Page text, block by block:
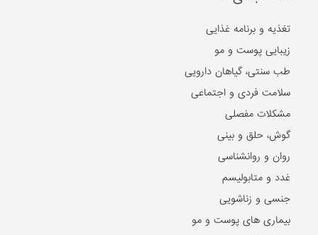
تغذیه و برنامه غذایی
زیبایی پوست و مو
طب سنتی، گیاهان دارویی
سلامت فردی و اجتماعی
مشکلات مفصلی
گوش، حلق و بینی
روان و روانشناسی
غدد و متابولیسم
جنسی و زناشویی
بیماری های پوست و مو